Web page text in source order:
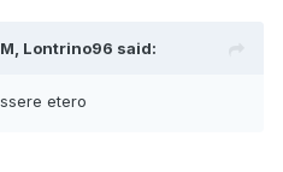
Lontrino96 said:
etero